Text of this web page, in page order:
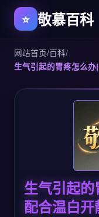
敬慕百科
网站首页/百科/
生气引起的胃疼怎么
生气引起
配合温白